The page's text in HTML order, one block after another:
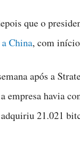
que o
China, com
após a
empresa havia
21.021